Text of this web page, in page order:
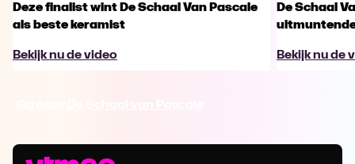
Deze finalist wint De Schaal Van Pascale
als beste keramist
Bekijk nu de video
De Schaal
Bekijk nu de